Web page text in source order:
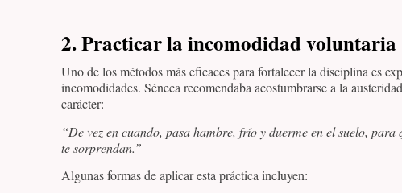
2. Practicar la incomodidad voluntaria
Uno de los métodos más eficaces para fortalecer la disciplina es
incomodidades. Séneca recomendaba acostumbrarse a la
carácter:
“De vez en cuando, pasa hambre, frío y duerme en el suelo,
te sorprendan.”
Algunas formas de aplicar esta práctica incluyen: